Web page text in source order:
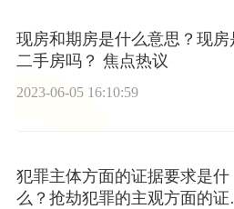
现房和期房是什么意思？现房
二手房吗？ 焦点热议
2023-06-05 16:10:59
犯罪主体方面的证据要求是什
么？抢劫犯罪的主观方面的证